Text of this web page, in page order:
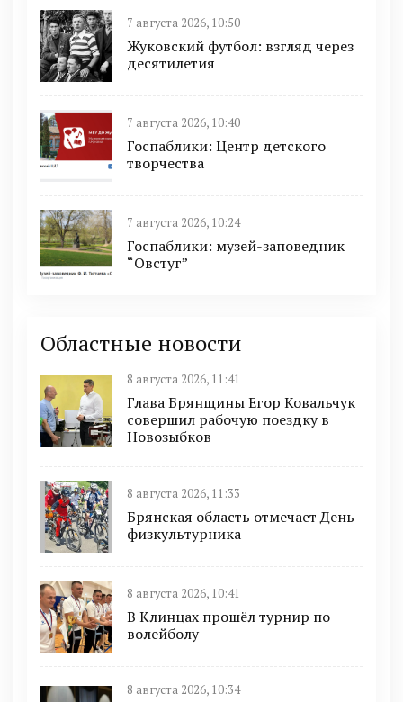
7 августа 2026, 10:50
Жуковский футбол: взгляд через
десятилетия
7 августа 2026, 10:40
Госпаблики: Центр детского
творчества
7 августа 2026, 10:24
Госпаблики: музей-заповедник
“Овстуг”
Областные новости
8 августа 2026, 11:41
Глава Брянщины Егор Ковальчук
совершил рабочую поездку в
Новозыбков
8 августа 2026, 11:33
Брянская область отмечает День
физкультурника
8 августа 2026, 10:41
В Клинцах прошёл турнир по
волейболу
8 августа 2026, 10:34